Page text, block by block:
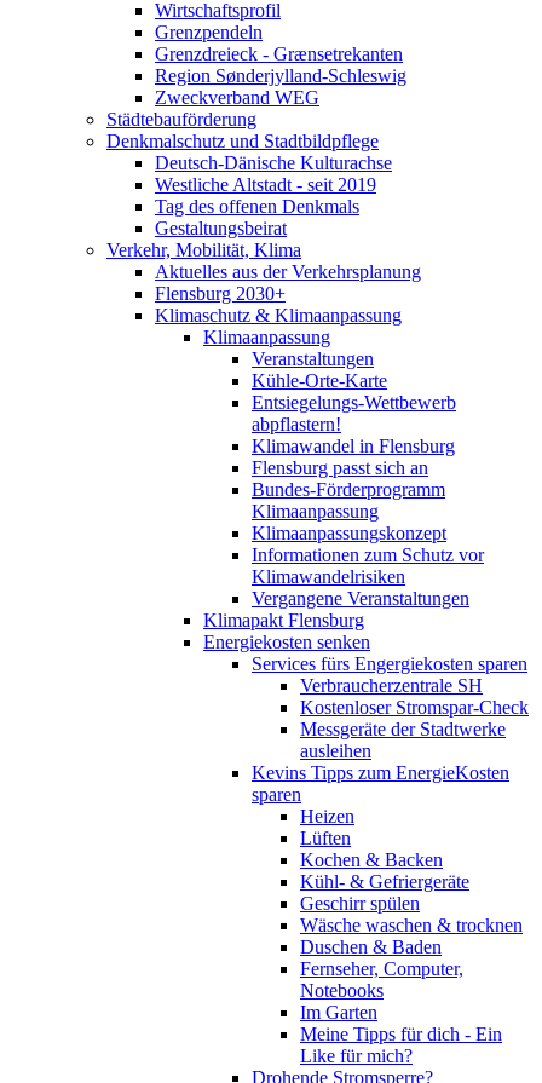
Wirtschaftsprofil
Grenzpendeln
Grenzdreieck - Grænsetrekanten
Region Sønderjylland-Schleswig
Zweckverband WEG
Städtebauförderung
Denkmalschutz und Stadtbildpflege
Deutsch-Dänische Kulturachse
Westliche Altstadt - seit 2019
Tag des offenen Denkmals
Gestaltungsbeirat
Verkehr, Mobilität, Klima
Aktuelles aus der Verkehrsplanung
Flensburg 2030+
Klimaschutz & Klimaanpassung
Klimaanpassung
Veranstaltungen
Kühle-Orte-Karte
Entsiegelungs-Wettbewerb
abpflastern!
Klimawandel in Flensburg
Flensburg passt sich an
Bundes-Förderprogramm
Klimaanpassung
Klimaanpassungskonzept
Informationen zum Schutz vor
Klimawandelrisiken
Vergangene Veranstaltungen
Klimapakt Flensburg
Energiekosten senken
Services fürs Engergiekosten sparen
Verbraucherzentrale SH
Kostenloser Stromspar-Check
Messgeräte der Stadtwerke
ausleihen
Kevins Tipps zum EnergieKosten
sparen
Heizen
Lüften
Kochen & Backen
Kühl- & Gefriergeräte
Geschirr spülen
Wäsche waschen & trocknen
Duschen & Baden
Fernseher, Computer,
Notebooks
Im Garten
Meine Tipps für dich - Ein
Like für mich?
Drohende Stromsperre?